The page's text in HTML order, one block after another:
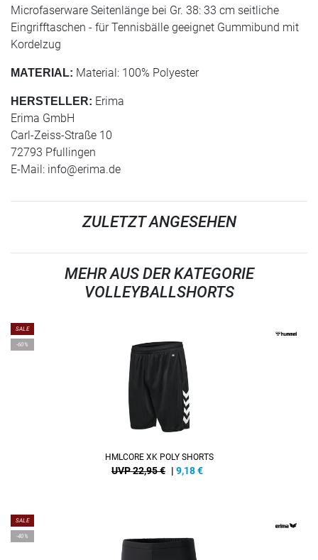
Microfaserware Seitenlänge bei Gr. 38: 33 cm seitliche
Eingrifftaschen - für Tennisbälle geeignet Gummibund mit
Kordelzug
MATERIAL: Material: 100% Polyester
HERSTELLER: Erima
Erima GmbH
Carl-Zeiss-Straße 10
72793 Pfullingen
E-Mail: info@erima.de
ZULETZT ANGESEHEN
MEHR AUS DER KATEGORIE
VOLLEYBALLSHORTS
SALE
-60%
HMLCORE XK POLY SHORTS
UVP 22,95 € | 9,18€
SALE
-40%